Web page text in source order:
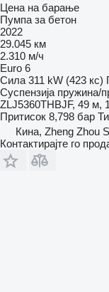
Цена на барање
Пумпа за бетон
2022
29.045 км
2.310 м/ч
Euro 6
Сила 311 kW (423 кс)
Суспензија пружина/
ZLJ5360THBJF, 49 м,
Притисок 8,798 бар
Кина, Zheng Zhou
Контактирајте го